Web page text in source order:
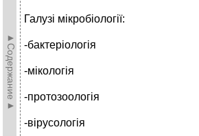
►Содержание►
Галузі мікробіології:
-бактеріологія
-мікологія
-протозоологія
-вірусологія